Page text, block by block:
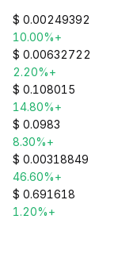
$ 0.00249392
+10.00%
$ 0.00632722
+2.20%
$ 0.108015
+14.80%
$ 0.0983
+8.30%
$ 0.00318849
+46.60%
$ 0.691618
+1.20%